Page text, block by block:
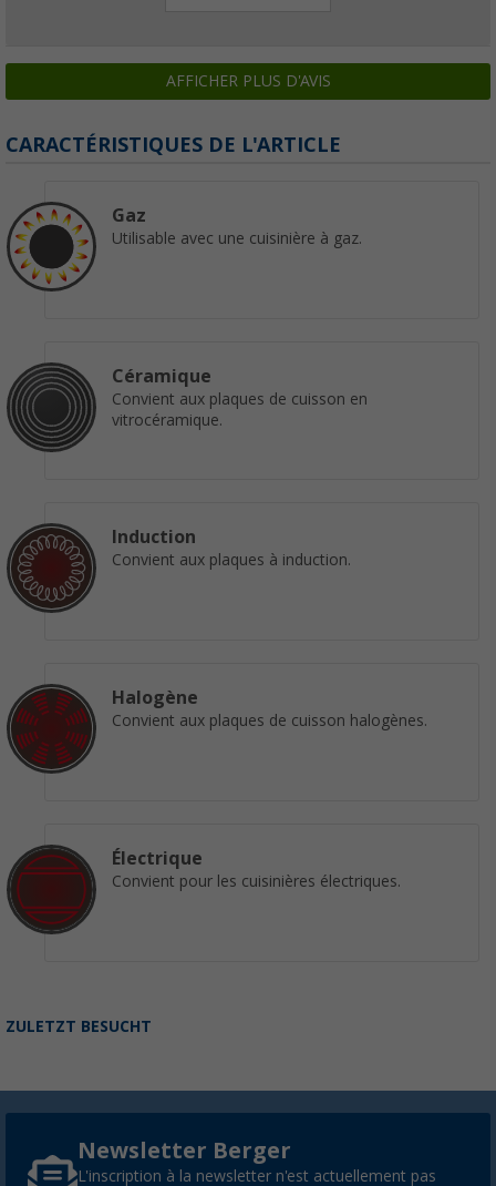
AFFICHER PLUS D'AVIS
CARACTÉRISTIQUES DE L'ARTICLE
Gaz
Utilisable avec une cuisinière à gaz.
Céramique
Convient aux plaques de cuisson en
vitrocéramique.
Induction
Convient aux plaques à induction.
Halogène
Convient aux plaques de cuisson halogènes.
Électrique
Convient pour les cuisinières électriques.
ZULETZT BESUCHT
Newsletter Berger
L'inscription à la newsletter n'est actuellement pas